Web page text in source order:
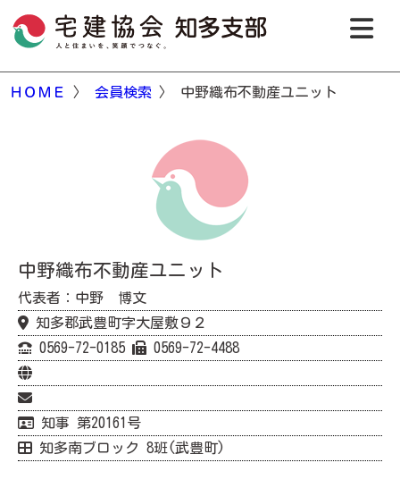
ＨＯＭＥ 〉 会員検索 〉 中野織布不動産ユニット
中野織布不動産ユニット
代表者：中野 博文
知多郡武豊町字大屋敷９２
0569-72-0185
0569-72-4488
知事 第20161号
知多南ブロック 8班(武豊町)